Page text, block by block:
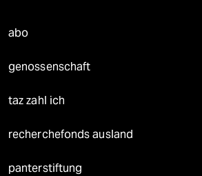
abo
genossenschaft
taz zahl ich
recherchefonds ausland
panterstiftung